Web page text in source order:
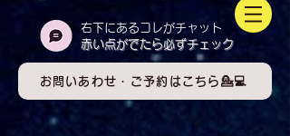
​右下にあるコレがチャット
赤い点がでたら必ずチェック
お問いあわせ・ご予約はこちら💁💻